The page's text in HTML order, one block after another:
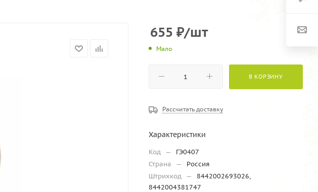
655 ₽/шт
Мало
В КОРЗИНУ
Рассчитать доставку
Характеристики
Код —
ГЭ0407
Страна
—
Россия
Штрихкод —
8442002693026,
8442004381747